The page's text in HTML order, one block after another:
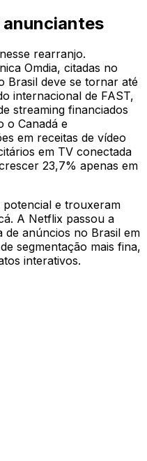
anunciantes
rearranjo.
Omdia, citadas no
Brasil deve se tornar até
internacional de FAST,
streaming financiados
o Canadá e
em receitas de vídeo
em TV conectada
23,7% apenas em
e trouxeram
A Netflix passou a
anúncios no Brasil em
segmentação mais fina,
interativos.